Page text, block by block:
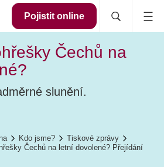
Pojistit online
Čechů na
slunění.
Kdo jsme?
Tiskové zprávy
Čechů na letní dovolené? Přejídání